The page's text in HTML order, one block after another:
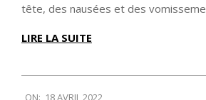
tête, des nausées et des
LIRE LA SUITE
ON: 18 AVRIL 2022